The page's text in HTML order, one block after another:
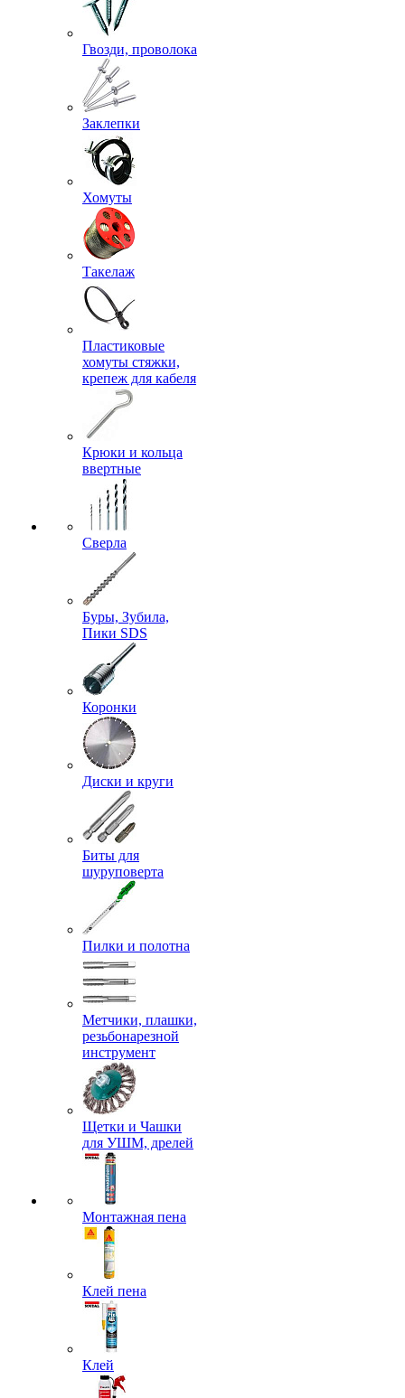
Гвозди, проволока
Заклепки
Хомуты
Такелаж
Пластиковые
хомуты стяжки,
крепеж для кабеля
Крюки и кольца
ввертные
Сверла
Буры, Зубила,
Пики SDS
Коронки
Диски и круги
Биты для
шуруповерта
Пилки и полотна
Метчики, плашки,
резьбонарезной
инструмент
Щетки и Чашки
для УШМ, дрелей
Монтажная пена
Клей пена
Клей